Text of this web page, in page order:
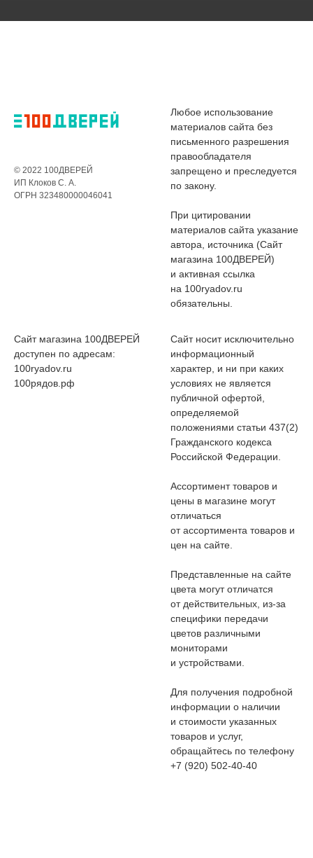
© 2022 100ДВЕРЕЙ
ИП Клоков С. А.
ОГРН 323480000046041
Любое использование
материалов сайта без
письменного разрешения
правообладателя
запрещено и преследуется
по закону.
При цитировании
материалов сайта указание
автора, источника (Сайт
магазина 100ДВЕРЕЙ)
и активная ссылка
на 100ryadov.ru
обязательны.
Сайт магазина 100ДВЕРЕЙ
доступен по адресам:
100ryadov.ru
100рядов.рф
Сайт носит исключительно
информационный
характер, и ни при каких
условиях не является
публичной офертой,
определяемой
положениями статьи 437(2)
Гражданского кодекса
Российской Федерации.
Ассортимент товаров и
цены в магазине могут
отличаться
от ассортимента товаров и
цен на сайте.
Представленные на сайте
цвета могут отличатся
от действительных, из-за
специфики передачи
цветов различными
мониторами
и устройствами.
Для получения подробной
информации о наличии
и стоимости указанных
товаров и услуг,
обращайтесь по телефону
+7 (920) 502-40-40